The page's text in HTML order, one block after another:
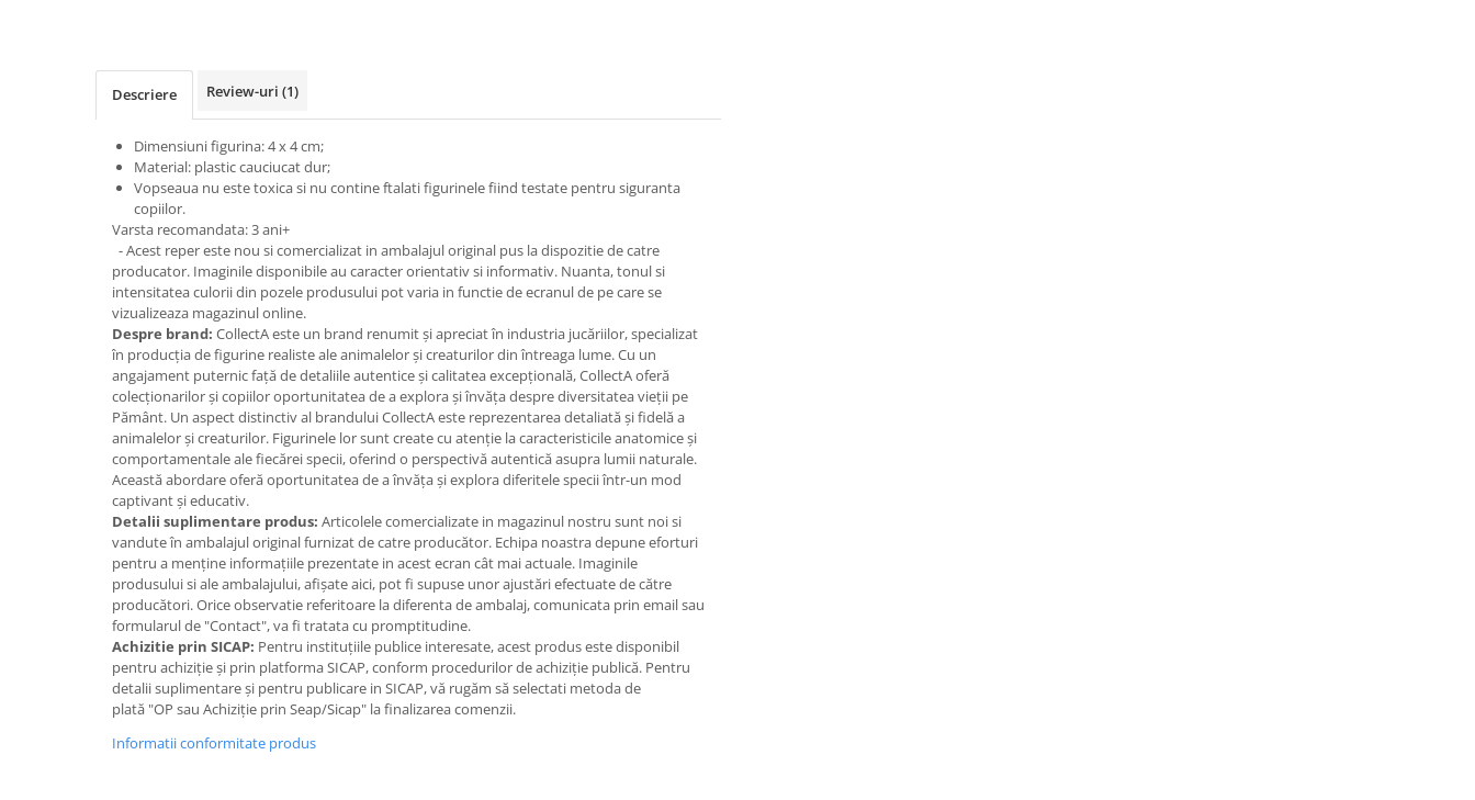
Figurine cu animale domestice
Jucarii Montessori
Nevoi speciale si sindrom Down
Jucarii cu alfabet
Jucarii cu cifre
Seturi Numberblocks
Jucarii de motricitate
Jucarii fructe si legume
Puzzle incastru
Puzzle de podea
Jucarii bebelusi
Jucarii de baie
Jucarii dentitie
Jucarii senzoriale
Jucarii motrice pentru bebelusi
Descriere Review-uri (1)
Dimensiuni figurina: 4 x 4 cm;
Material: plastic cauciucat dur;
Vopseaua nu este toxica si nu contine ftalati figurinele fiind testate pentru siguranta
copiilor.
Varsta recomandata: 3 ani+
- Acest reper este nou si comercializat in ambalajul original pus la dispozitie de catre
producator. Imaginile disponibile au caracter orientativ si informativ. Nuanta, tonul si
intensitatea culorii din pozele produsului pot varia in functie de ecranul de pe care se
vizualizeaza magazinul online.
Despre brand: CollectA este un brand renumit și apreciat în industria jucăriilor, specializat
în producția de figurine realiste ale animalelor și creaturilor din întreaga lume. Cu un
angajament puternic față de detaliile autentice și calitatea excepțională, CollectA oferă
colecționarilor și copiilor oportunitatea de a explora și învăța despre diversitatea vieții pe
Pământ. Un aspect distinctiv al brandului CollectA este reprezentarea detaliată și fidelă a
animalelor și creaturilor. Figurinele lor sunt create cu atenție la caracteristicile anatomice și
comportamentale ale fiecărei specii, oferind o perspectivă autentică asupra lumii naturale.
Această abordare oferă oportunitatea de a învăța și explora diferitele specii într-un mod
captivant și educativ.
Detalii suplimentare produs: Articolele comercializate in magazinul nostru sunt noi si
vandute în ambalajul original furnizat de catre producător. Echipa noastra depune eforturi
pentru a menține informațiile prezentate in acest ecran cât mai actuale. Imaginile
produsului si ale ambalajului, afișate aici, pot fi supuse unor ajustări efectuate de către
producători. Orice observatie referitoare la diferenta de ambalaj, comunicata prin email sau
formularul de "Contact", va fi tratata cu promptitudine.
Achizitie prin SICAP: Pentru instituțiile publice interesate, acest produs este disponibil
pentru achiziție și prin platforma SICAP, conform procedurilor de achiziție publică. Pentru
detalii suplimentare și pentru publicare in SICAP, vă rugăm să selectati metoda de
plată "OP sau Achiziție prin Seap/Sicap" la finalizarea comenzii.
Informatii conformitate produs